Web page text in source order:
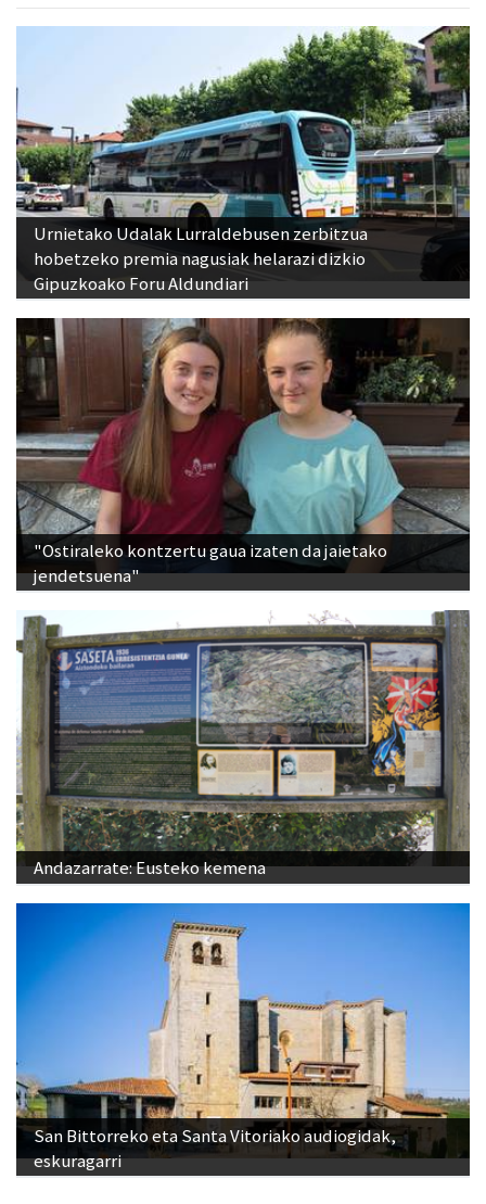
Urnietako Udalak Lurraldebusen zerbitzua
hobetzeko premia nagusiak helarazi dizkio
Gipuzkoako Foru Aldundiari
"Ostiraleko kontzertu gaua izaten da jaietako
jendetsuena"
Andazarrate: Eusteko kemena
San Bittorreko eta Santa Vitoriako audiogidak,
eskuragarri